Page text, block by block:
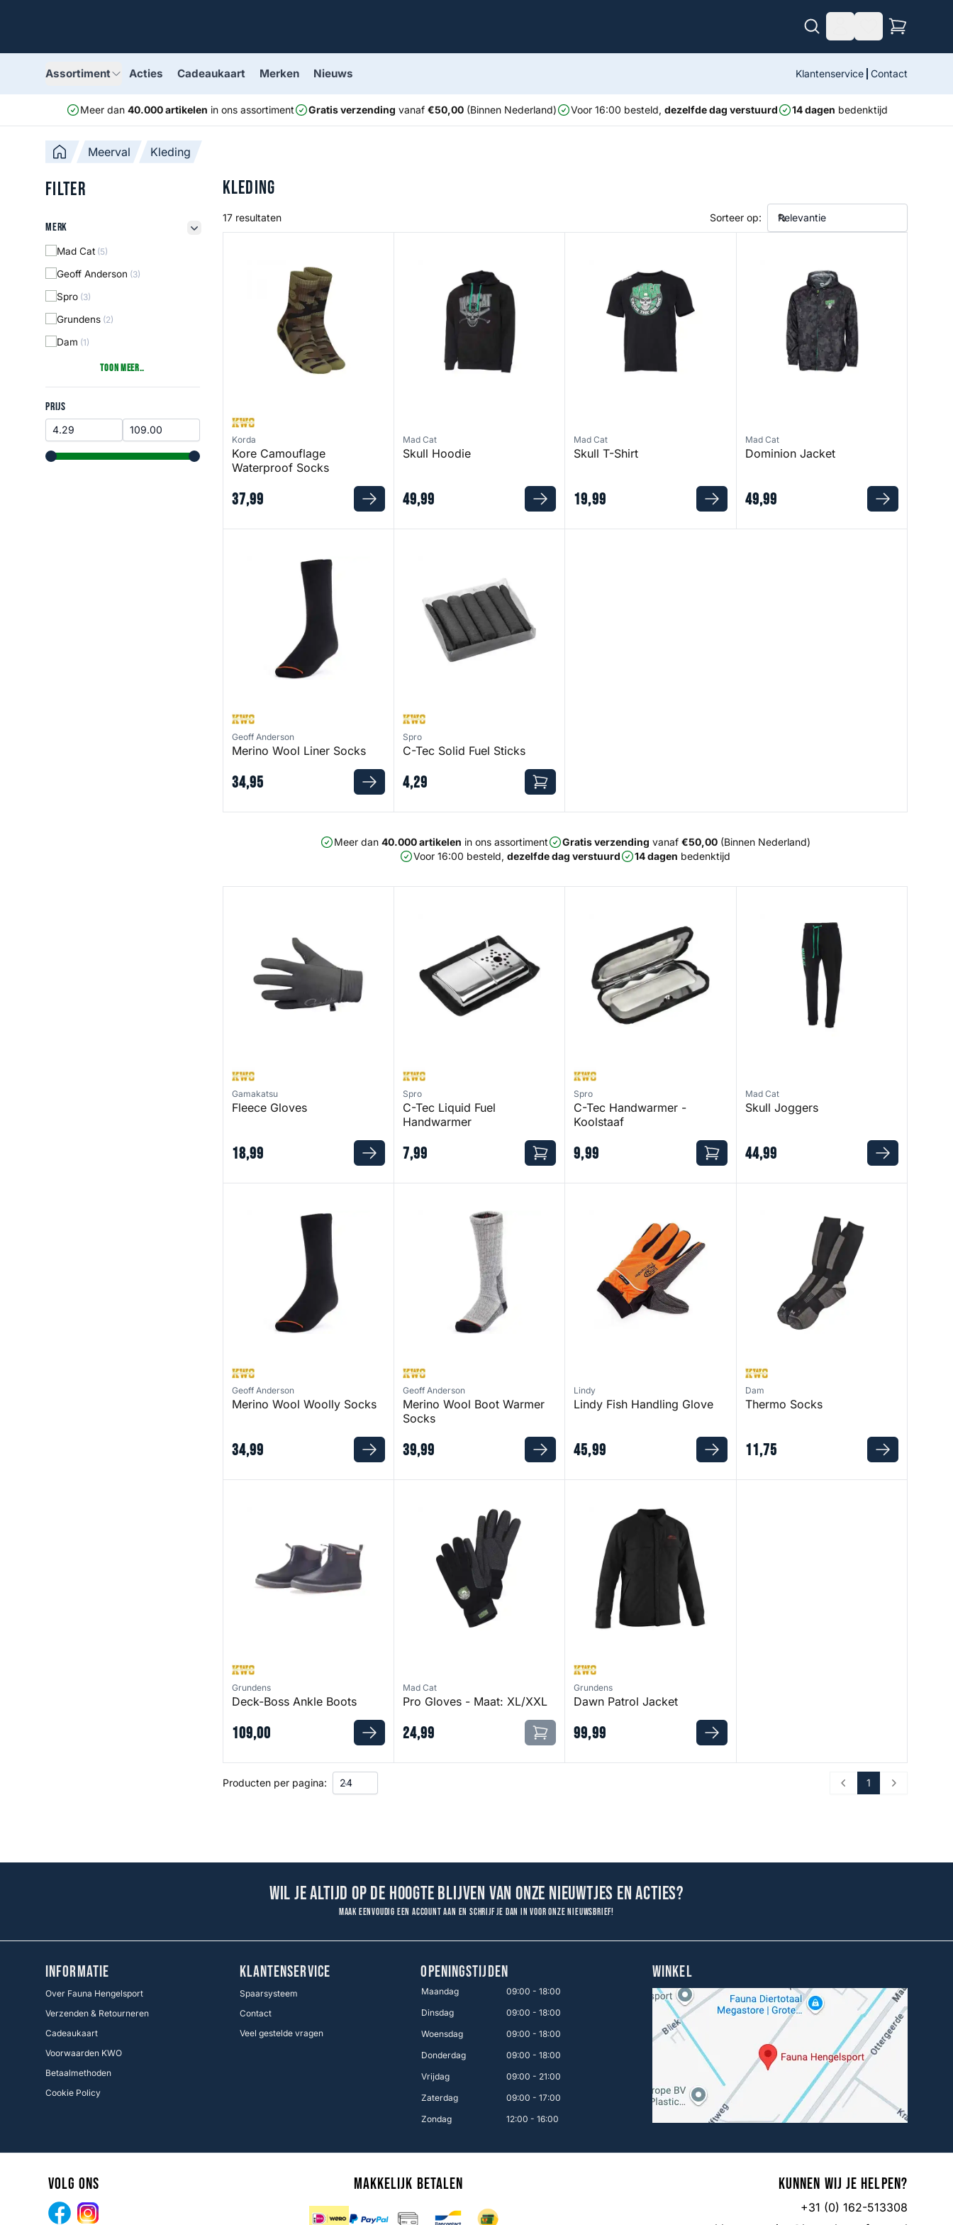
Assortiment Acties Cadeaukaart Merken Nieuws Klantenservice Contact
Meer dan 40.000 artikelen in ons assortiment Gratis verzending vanaf €50,00(Binnen Nederland) Voor 16:00 besteld, dezelfde dag verstuurd 14 dagen bedenktijd
Meerval Kleding
Filter
Merk
Merk filter button
Mad Cat (5)
Geoff Anderson (3)
Spro (3)
Grundens (2)
Dam (1)
Toon Meer..
Prijs
PRIJS
range slider button range slider button
Kleding
17 resultaten Sorteer op:
Korda
Kore Camouflage
Waterproof Socks
37,99
Mad Cat
Skull Hoodie
49,99
Mad Cat
Skull T-Shirt
19,99
Mad Cat
Dominion Jacket
49,99
Geoff Anderson
Merino Wool Liner Socks
34,95
Spro
C-Tec Solid Fuel Sticks
4,29
Meer dan 40.000 artikelen in ons assortiment Gratis verzending vanaf €50,00(Binnen Nederland)
Voor 16:00 besteld,dezelfde dag verstuurd 14 dagen bedenktijd
Gamakatsu
Fleece Gloves
18,99
Spro
C-Tec Liquid Fuel
Handwarmer
7,99
Spro
C-Tec Handwarmer -
Koolstaaf
9,99
Mad Cat
Skull Joggers
44,99
Geoff Anderson
Merino Wool Woolly Socks
34,99
Geoff Anderson
Merino Wool Boot Warmer
Socks
39,99
Lindy
Lindy Fish Handling Glove
45,99
Dam
Thermo Socks
11,75
Grundens
Deck-Boss Ankle Boots
109,00
Mad Cat
Pro Gloves - Maat: XL/XXL
24,99
Grundens
Dawn Patrol Jacket
99,99
Producten per pagina: Prev 1 Next
Wil je altijd op de hoogte blijven van onze nieuwtjes en acties?
Maak eenvoudig een account aan en schrijf je dan in voor onze nieuwsbrief!
INFORMATIE
Over Fauna Hengelsport
Verzenden & Retourneren
Cadeaukaart
Voorwaarden KWO
Betaalmethoden
Cookie Policy
KLANTENSERVICE
Spaarsysteem
Contact
Veel gestelde vragen
OPENINGSTIJDEN
Maandag
09:00 - 18:00
Dinsdag
09:00 - 18:00
Woensdag
09:00 - 18:00
Donderdag
09:00 - 18:00
Vrijdag
09:00 - 21:00
Zaterdag
09:00 - 17:00
Zondag
12:00 - 16:00
WINKEL
Volg ons
Facebook
Makkelijk betalen Kunnen wij je helpen?
+31 (0) 162-513308